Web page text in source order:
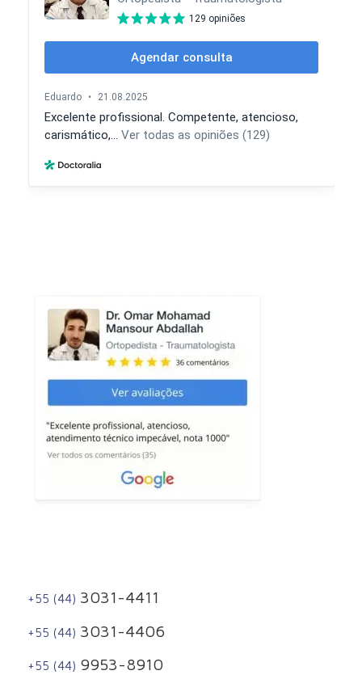
+55 (44) 3031-4411
+55 (44) 3031-4406
+55 (44) 9953-8910